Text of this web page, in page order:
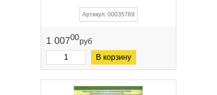
Артикул: 00035769
1 00700руб
В корзину